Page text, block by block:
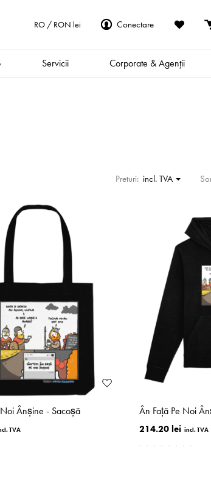
RO / RON lei Conectare
Servicii Corporate & Agenții
Preturi: incl. TVA
Ânşine - Sacoşă Ân Faţă Pe Noi
214.20 lei